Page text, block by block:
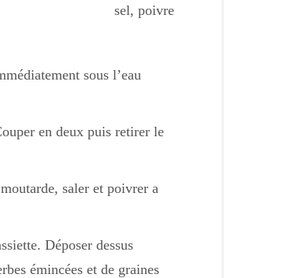
sel, poivre
sous l’eau
en deux puis retirer le
saler et poivrer a
Déposer dessus
émincées et de graines